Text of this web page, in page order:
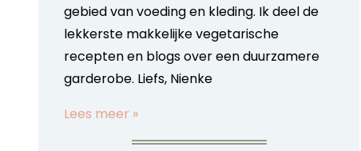
gebied van voeding en kleding. Ik deel de
lekkerste makkelijke vegetarische
recepten en blogs over een duurzamere
garderobe. Liefs, Nienke
Lees meer »